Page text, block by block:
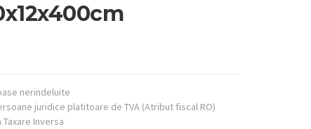
nerindeluite
juridice platitoare de TVA (Atribut fiscal RO)
Inversa